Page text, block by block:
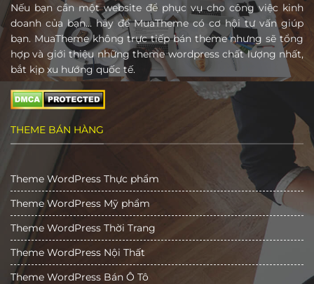
Nếu bạn cần một website để phục vụ cho công việc kinh
doanh của bạn… hãy để MuaTheme có cơ hội tư vấn giúp
bạn. MuaTheme không trực tiếp bán theme nhưng sẽ tổng
hợp và giới thiệu những theme wordpress chất lượng nhất,
bắt kịp xu hướng quốc tế.
THEME BÁN HÀNG
Theme WordPress Thực phẩm
Theme WordPress Mỹ phẩm
Theme WordPress Thời Trang
Theme WordPress Nội Thất
Theme WordPress Bán Ô Tô